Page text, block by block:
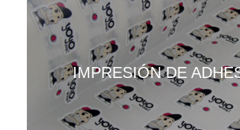
IMPRESIÓN DE